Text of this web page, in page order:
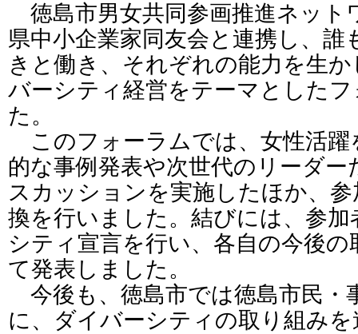
徳島市男女共同参画推進ネット
県中小企業家同友会と連携し、誰
きと働き、それぞれの能力を生
バーシティ経営をテーマとした
た。
このフォーラムでは、女性活躍
的な事例発表や次世代のリーダ
スカッションを実施したほか、
換を行いました。結びには、参
シティ宣言を行い、各自の今後
て発表しました。
今後も、徳島市では徳島市民・
に、ダイバーシティの取り組み